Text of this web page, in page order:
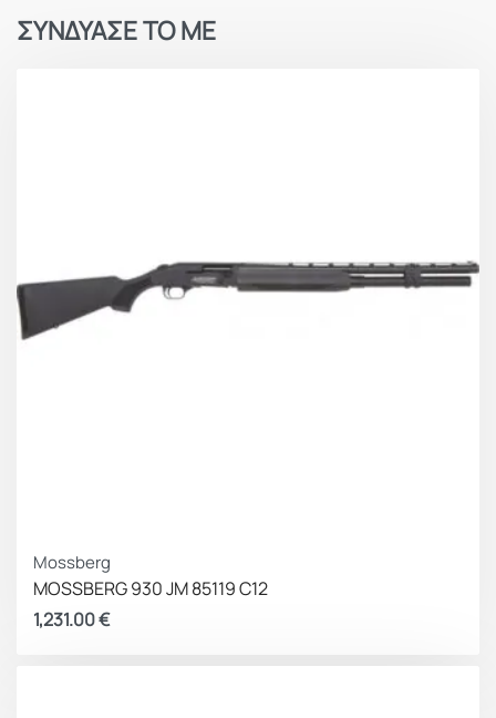
Αποθήκη φυσιγγίων: 4+1 φυσιγγίων Εμπεριέχει
Συσφίξεις τσοκ: 5 εναλλάξιμα ( *, **, ***, ****,
***** )
Τύπος Τσοκ: Advanced Impact (A.I.)
ΣΥΝΔΥΑΣΕ ΤΟ ΜΕ
Mossberg
MOSSBERG 930 JM 85119 C12
1,231.00€